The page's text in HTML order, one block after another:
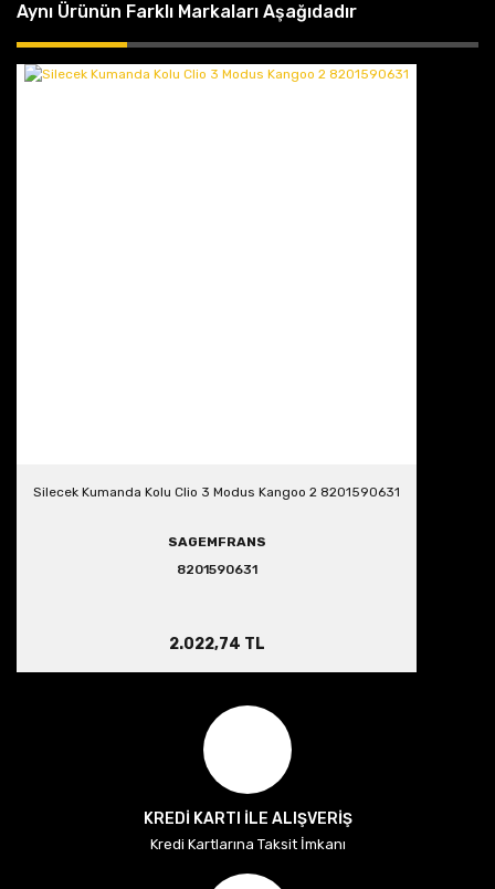
Aynı Ürünün Farklı Markaları Aşağıdadır
Silecek Kumanda Kolu Clio 3 Modus Kangoo 2 8201590631
SAGEMFRANS
8201590631
2.022,74 TL
KREDİ KARTI İLE ALIŞVERİŞ
Kredi Kartlarına Taksit İmkanı